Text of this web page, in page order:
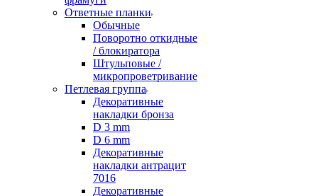
Ответные планки
Обычные
Поворотно откидные
/ блокиратора
Штульповые /
микропроветривание
Петлевая группа
Декоративные
накладки бронза
D 3 mm
D 6 mm
Декоративные
накладки антрацит
7016
Декоративные